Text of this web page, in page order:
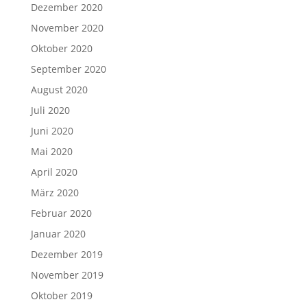
Dezember 2020
November 2020
Oktober 2020
September 2020
August 2020
Juli 2020
Juni 2020
Mai 2020
April 2020
März 2020
Februar 2020
Januar 2020
Dezember 2019
November 2019
Oktober 2019